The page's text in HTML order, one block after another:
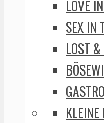
LOVE
SEX IN
LOST
KLEINE